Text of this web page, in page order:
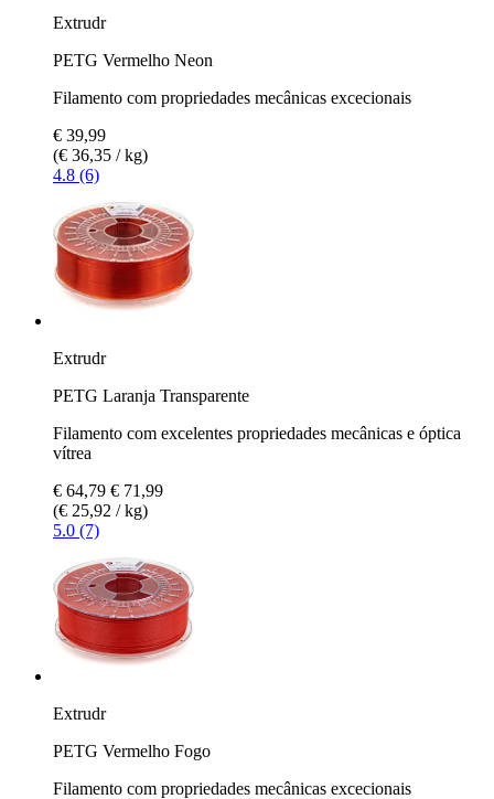
Extrudr
PETG Vermelho Neon
Filamento com propriedades mecânicas excecionais
€ 39,99
(€ 36,35 / kg)
4.8 (6)
Extrudr
PETG Laranja Transparente
Filamento com excelentes propriedades mecânicas e óptica
vítrea
€ 64,79 € 71,99
(€ 25,92 / kg)
5.0 (7)
Extrudr
PETG Vermelho Fogo
Filamento com propriedades mecânicas excecionais